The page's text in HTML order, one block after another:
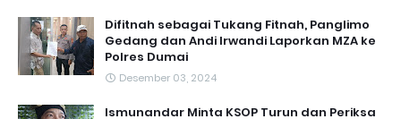
Difitnah sebagai Tukang Fitnah, Panglimo
Gedang dan Andi Irwandi Laporkan MZA ke
Polres Dumai
Desember 03, 2024
Ismunandar Minta KSOP Turun dan Periksa